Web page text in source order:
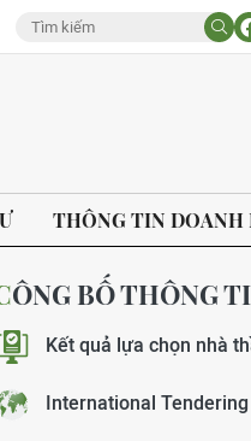
THÔNG TIN DOANH
CÔNG BỐ THÔNG
Kết quả lựa chọn nhà
International Tendering